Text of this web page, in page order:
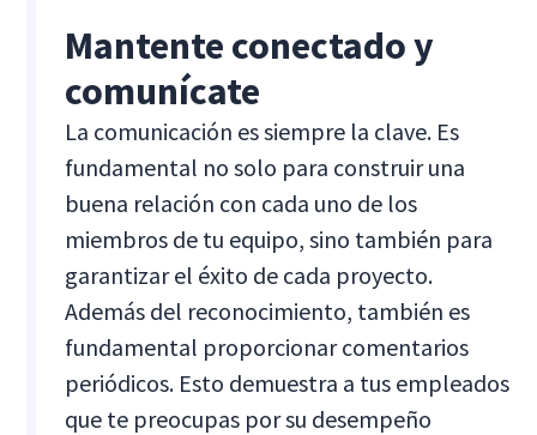
Mantente conectado y
comunícate
La comunicación es siempre la clave. Es
fundamental no solo para construir una
buena relación con cada uno de los
miembros de tu equipo, sino también para
garantizar el éxito de cada proyecto.
Además del reconocimiento, también es
fundamental proporcionar comentarios
periódicos. Esto demuestra a tus empleados
que te preocupas por su desempeño